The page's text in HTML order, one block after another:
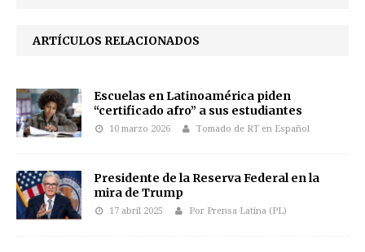
ARTÍCULOS RELACIONADOS
Escuelas en Latinoamérica piden
“certificado afro” a sus estudiantes
10 marzo 2026 Tomado de RT en Español
Presidente de la Reserva Federal en la
mira de Trump
17 abril 2025 Por Prensa Latina (PL)